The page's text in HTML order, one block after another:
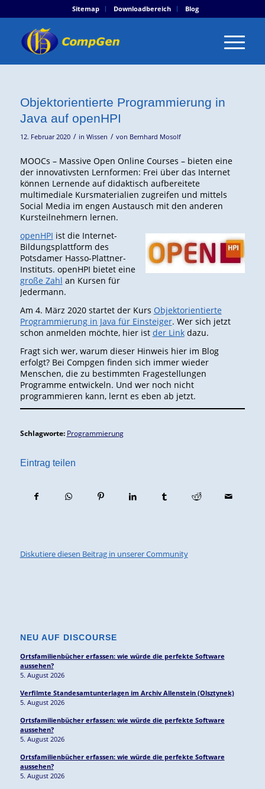
Sitemap Downloadbereich Blog
Objektorientierte Programmierung in
Java auf openHPI
12. Februar 2020 / in Wissen / von Bernhard Mosolf
MOOCs – Massive Open Online Courses – bieten eine
der innovativsten Lernformen: Frei über das Internet
können Lernende auf didaktisch aufbereitete
multimediale Kursmaterialien zugreifen und mittels
Social Media im engen Austausch mit den anderen
Kursteilnehmern lernen.
openHPI ist die Internet-
Bildungsplattform des
Potsdamer Hasso-Plattner-
Instituts. openHPI bietet eine
große Zahl an Kursen für
Jedermann.
Am 4. März 2020 startet der Kurs Objektorientierte
Programmierung in Java für Einsteiger. Wer sich jetzt
schon anmelden möchte, hier ist der Linkdazu.
Fragt sich wer, warum dieser Hinweis hier im Blog
erfolgt? Bei Compgen finden sich immer wieder
Menschen, die zu bestimmten Fragestellungen
Programme entwickeln. Und wer noch nicht
programmieren kann, lernt es eben ab jetzt.
Schlagworte: Programmierung
Eintrag teilen
Diskutiere diesen Beitrag in unserer Community
NEU AUF DISCOURSE
Ortsfamilienbücher erfassen: wie würde die perfekte Software
aussehen?
5. August 2026
Verfilmte Standesamtunterlagen im Archiv Allenstein (Olsztynek)
5. August 2026
Ortsfamilienbücher erfassen: wie würde die perfekte Software
aussehen?
5. August 2026
Ortsfamilienbücher erfassen: wie würde die perfekte Software
aussehen?
5. August 2026